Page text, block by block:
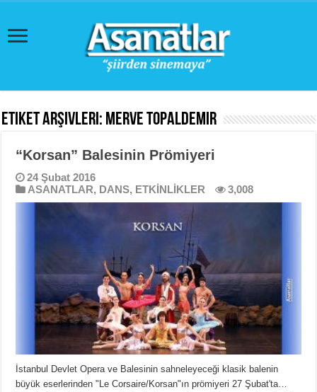
Etiket Arşivleri: Merve Topaldemir
“Korsan” Balesinin Prömiyeri
24 Şubat 2016
ASANATLAR, DANS, ETKİNLİKLER 3,008
İstanbul Devlet Opera ve Balesinin sahneleyeceği klasik balenin
büyük eserlerinden "Le Corsaire/Korsan"ın prömiyeri 27 Şubat'ta…